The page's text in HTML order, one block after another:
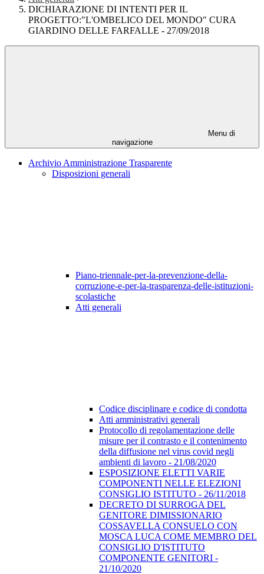
DICHIARAZIONE DI INTENTI PER IL
PROGETTO:"L'OMBELICO DEL MONDO" CURA
GIARDINO DELLE FARFALLE - 27/09/2018
Menu di
navigazione
Archivio Amministrazione Trasparente
Disposizioni generali
Piano-triennale-per-la-prevenzione-della-
corruzione-e-per-la-trasparenza-delle-istituzioni-
scolastiche
Atti generali
Codice disciplinare e codice di condotta
Atti amministrativi generali
Protocollo di regolamentazione delle
misure per il contrasto e il contenimento
della diffusione nel virus covid negli
ambienti di lavoro - 21/08/2020
ESPOSIZIONE ELETTI VARIE
COMPONENTI NELLE ELEZIONI
CONSIGLIO ISTITUTO - 26/11/2018
DECRETO DI SURROGA DEL
GENITORE DIMISSIONARIO
COSSAVELLA CONSUELO CON
MOSCA LUCA COME MEMBRO DEL
CONSIGLIO D'ISTITUTO
COMPONENTE GENITORI -
21/10/2020